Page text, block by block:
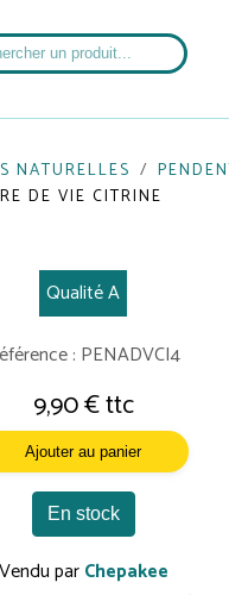
NATURELLES
DE VIE CITRINE
Qualité A
: PENADVCI4
9,90 € ttc
Ajouter au panier
En stock
Vendu parChepakee